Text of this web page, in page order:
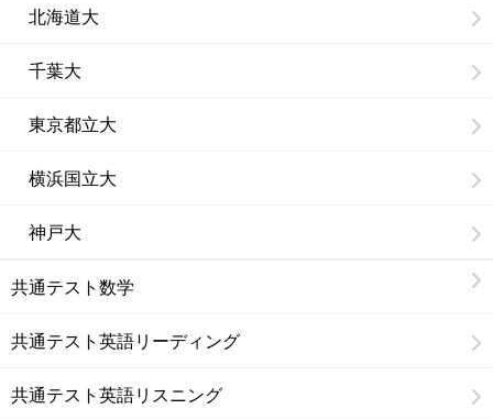
北海道大
千葉大
東京都立大
横浜国立大
神戸大
共通テスト数学
共通テスト英語リーディング
共通テスト英語リスニング